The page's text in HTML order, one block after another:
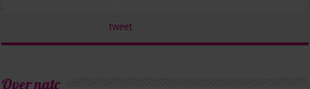
tweet
Over natc